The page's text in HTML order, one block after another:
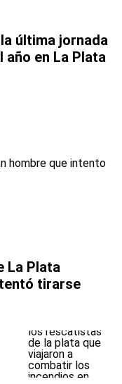
última jornada
año en La Plata
La Plata
tirarse